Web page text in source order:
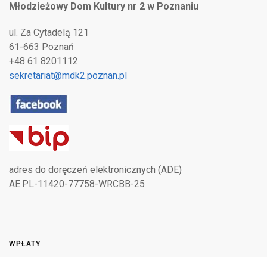
Młodzieżowy Dom Kultury nr 2 w Poznaniu
ul. Za Cytadelą 121
61-663 Poznań
+48 61 8201112
sekretariat@mdk2.poznan.pl
adres do doręczeń elektronicznych (ADE)
AE:PL-11420-77758-WRCBB-25
WPŁATY